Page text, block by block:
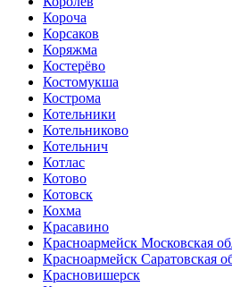
Короча
Корсаков
Коряжма
Костерёво
Костомукша
Кострома
Котельники
Котельниково
Котельнич
Котлас
Котово
Котовск
Кохма
Красавино
Красноармейск Московская
Красноармейск Саратовская
Красновишерск